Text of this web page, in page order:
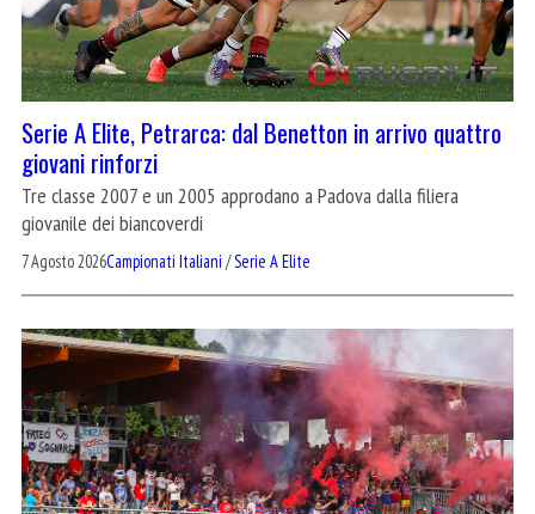
Serie A Elite, Petrarca: dal Benetton in arrivo quattro
giovani rinforzi
Tre classe 2007 e un 2005 approdano a Padova dalla filiera
giovanile dei biancoverdi
7 Agosto 2026Campionati Italiani /Serie A Elite